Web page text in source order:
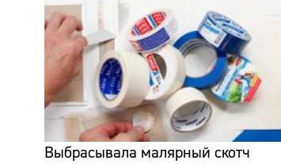
Выбрасывала малярный скотч